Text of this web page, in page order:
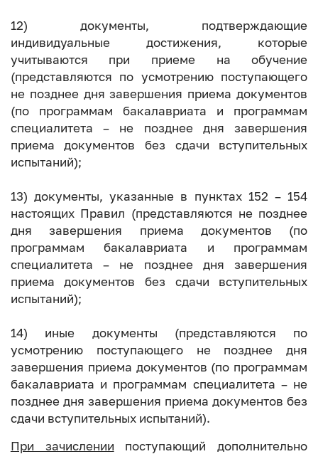
12) документы, подтверждающие
индивидуальные достижения, которые
учитываются при приеме на обучение
(представляются по усмотрению поступающего
не позднее дня завершения приема документов
(по программам бакалавриата и программам
специалитета – не позднее дня завершения
приема документов без сдачи вступительных
испытаний);
13) документы, указанные в пунктах 152 – 154
настоящих Правил (представляются не позднее
дня завершения приема документов (по
программам бакалавриата и программам
специалитета – не позднее дня завершения
приема документов без сдачи вступительных
испытаний);
14) иные документы (представляются по
усмотрению поступающего не позднее дня
завершения приема документов (по программам
бакалавриата и программам специалитета – не
позднее дня завершения приема документов без
сдачи вступительных испытаний).
При зачислении поступающий дополнительно